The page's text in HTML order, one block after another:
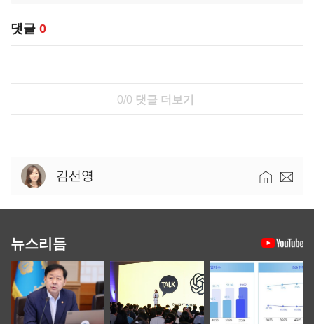
댓글 0
0/0 댓글 더보기
김선영
뉴스리듬